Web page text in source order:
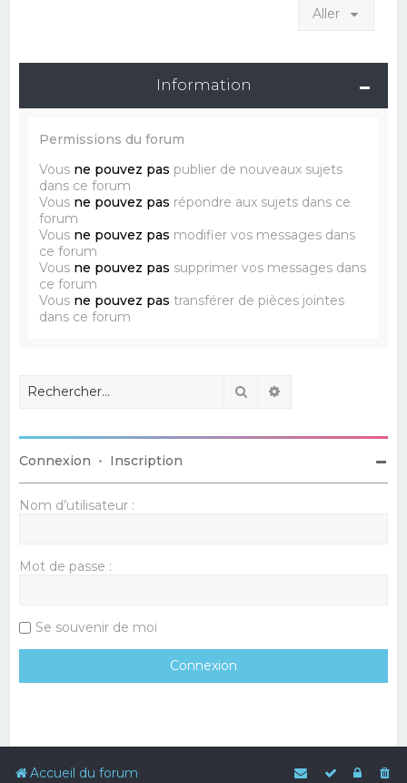
Aller
Information
Permissions du forum
Vous ne pouvez pas publier de nouveaux sujets
dans ce forum
Vous ne pouvez pas répondre aux sujets dans ce
forum
Vous ne pouvez pas modifier vos messages dans
ce forum
Vous ne pouvez pas supprimer vos messages dans
ce forum
Vous ne pouvez pas transférer de pièces jointes
dans ce forum
Rechercher
Connexion • Inscription
Nom d’utilisateur :
Mot de passe :
Se souvenir de moi
Accueil du forum